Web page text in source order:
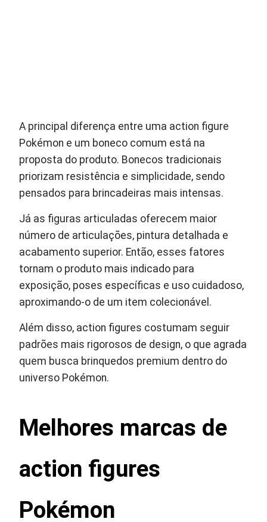
A principal diferença entre uma action figure
Pokémon e um boneco comum está na
proposta do produto. Bonecos tradicionais
priorizam resistência e simplicidade, sendo
pensados para brincadeiras mais intensas.
Já as figuras articuladas oferecem maior
número de articulações, pintura detalhada e
acabamento superior. Então, esses fatores
tornam o produto mais indicado para
exposição, poses específicas e uso cuidadoso,
aproximando-o de um item colecionável.
Além disso, action figures costumam seguir
padrões mais rigorosos de design, o que agrada
quem busca brinquedos premium dentro do
universo Pokémon.
Melhores marcas de
action figures
Pokémon